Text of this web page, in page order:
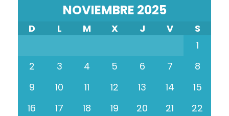
NOVIEMBRE 2025
D L M X J V
S
1
2
3 4 5 6 7
8
9
10 11 12 13 14
15
16
17 18 19 20 21
22